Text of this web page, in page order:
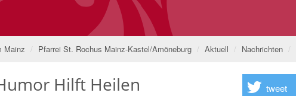
Mainz Pfarrei St. Rochus Mainz-Kastel/Amöneburg Aktuell Nachrichten
Hilft Heilen tweet